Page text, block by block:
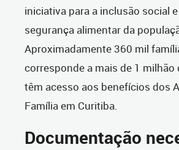
iniciativa para a inclusão social
segurança alimentar da
Aproximadamente 360 mil
corresponde a mais de 1 milhão
têm acesso aos benefícios dos
Família em Curitiba.
Documentação